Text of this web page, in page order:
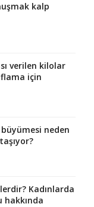
kalp
verilen kilolar
için
neden
Kadınlarda